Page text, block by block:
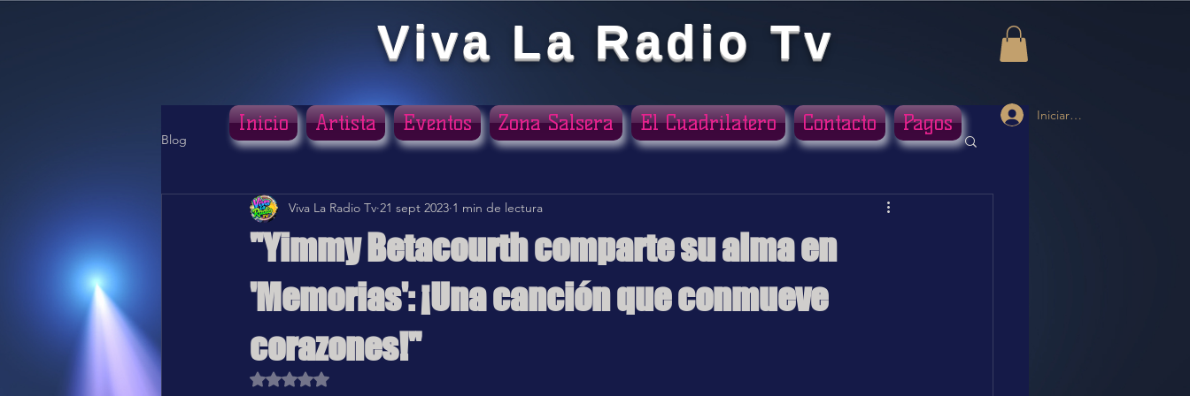
Viva La Radio Tv
Iniciar sesión
Blog
"Yimmy Betacourth comparte su alma en
'Memorias': ¡Una canción que conmueve
corazones!"
Viva La Radio Tv 21 sept 2023 1 min de lectura
Obtuvo NaN de 5 estrellas.
Inicio Artista Eventos Zona Salsera El Cuadrilatero Contacto Pagos